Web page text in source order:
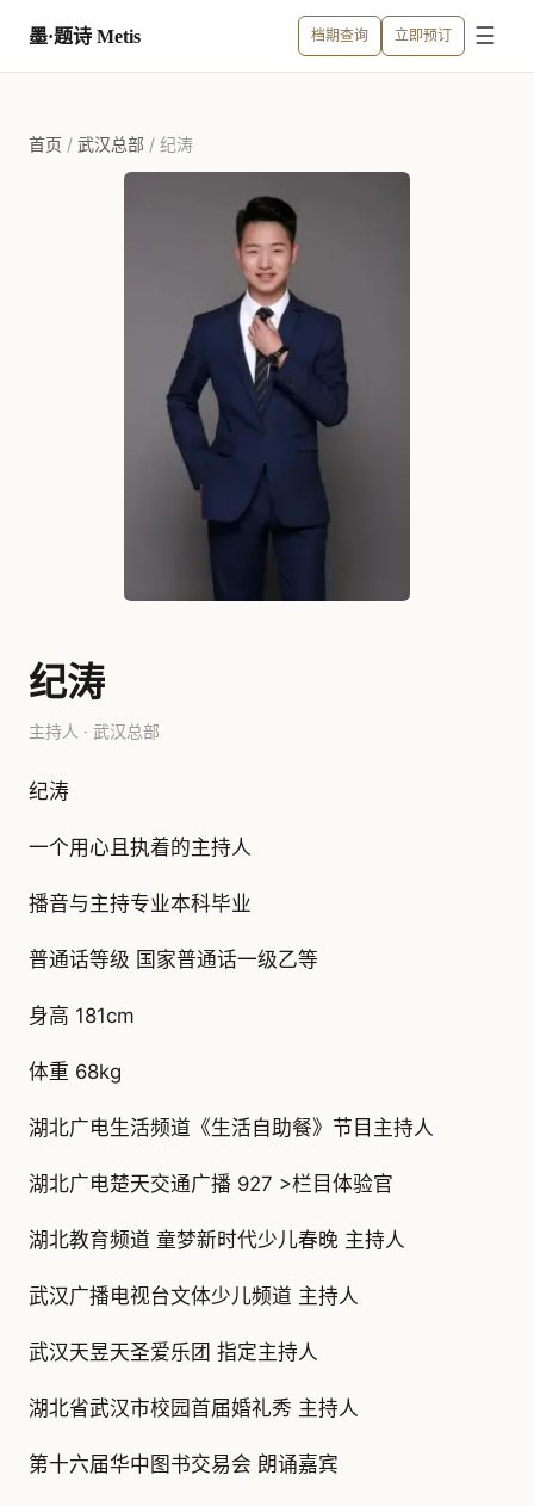
墨·题诗 Metis 档期查询 立即预订 ☰
首页 / 武汉总部 / 纪涛
纪涛
主持人 · 武汉总部
纪涛
一个用心且执着的主持人
播音与主持专业本科毕业
普通话等级 国家普通话一级乙等
身高 181cm
体重 68kg
湖北广电生活频道《生活自助餐》节目主持人
湖北广电楚天交通广播 927 >栏目体验官
湖北教育频道 童梦新时代少儿春晚 主持人
武汉广播电视台文体少儿频道 主持人
武汉天昱天圣爱乐团 指定主持人
湖北省武汉市校园首届婚礼秀 主持人
第十六届华中图书交易会 朗诵嘉宾